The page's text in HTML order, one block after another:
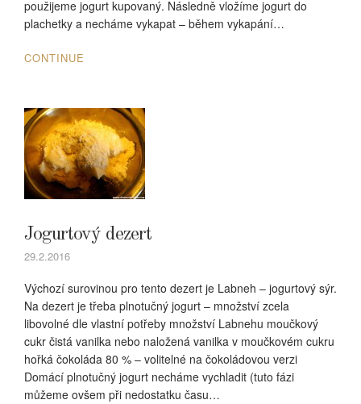
použijeme jogurt kupovaný. Následně vložíme jogurt do
plachetky a necháme vykapat – během vykapání…
CONTINUE
Jogurtový dezert
29.2.2016
Výchozí surovinou pro tento dezert je Labneh – jogurtový sýr.
Na dezert je třeba plnotučný jogurt – množství zcela
libovolné dle vlastní potřeby množství Labnehu moučkový
cukr čistá vanilka nebo naložená vanilka v moučkovém cukru
hořká čokoláda 80 % – volitelné na čokoládovou verzi
Domácí plnotučný jogurt necháme vychladit (tuto fázi
můžeme ovšem při nedostatku času…